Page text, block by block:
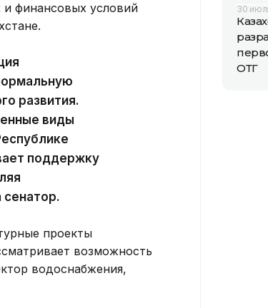
и финансовых условий
развития.
виды
поддержку
проекты
возможность
водоснабжения,
30
ОТГ